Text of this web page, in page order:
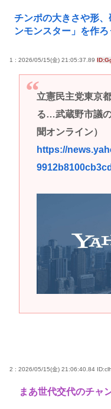
チンポの大きさや形
ンモンスター」を作ろ
1 : 2026/05/15(金) 21:05:37.89
立憲民主党東京
る…武蔵野市議
聞オンライン）
https://
2 : 2026/05/15(金) 21:06:40.84
まあ世代交代のチャ